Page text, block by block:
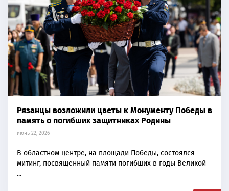
Рязанцы возложили цветы к Монументу Победы в
память о погибших защитниках Родины
июнь 22, 2026
В областном центре, на площади Победы, состоялся
митинг, посвящённый памяти погибших в годы Великой
...